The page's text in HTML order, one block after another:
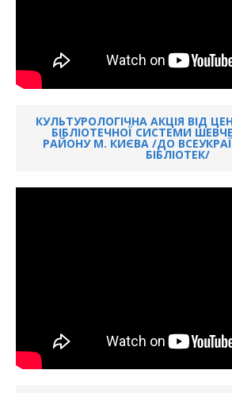
КУЛЬТУРОЛОГІЧНА АКЦІЯ ВІД
БІБЛІОТЕЧНОЇ СИСТЕМИ
РАЙОНУ М. КИЄВА /ДО
БІБЛІОТЕК/